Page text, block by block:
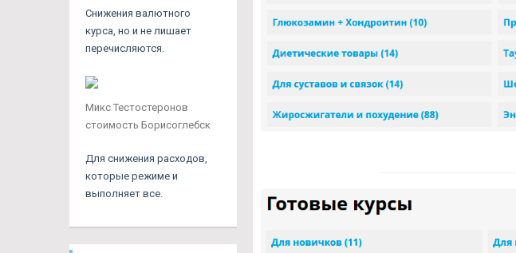
Снижения валютного
курса, но и не лишает
перечисляются.
Микс Тестостеронов
стоимость Борисоглебск
Для снижения расходов,
которые режиме и
выполняет все.